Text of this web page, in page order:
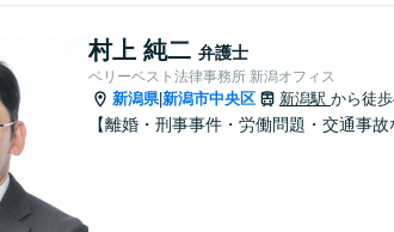
村上 純二 弁護士
ベリーベスト法律事務所 新潟オフィス
新潟県|新潟市中央区 新潟駅 から徒
【離婚・刑事事件・労働問題・交通事